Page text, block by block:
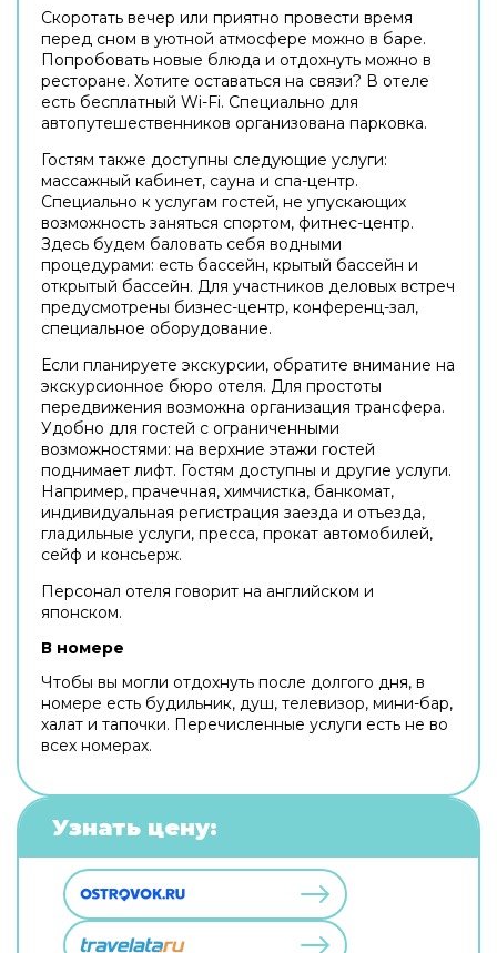
Скоротать вечер или приятно провести время
перед сном в уютной атмосфере можно в баре.
Попробовать новые блюда и отдохнуть можно в
ресторане. Хотите оставаться на связи? В отеле
есть бесплатный Wi-Fi. Специально для
автопутешественников организована парковка.
Гостям также доступны следующие услуги:
массажный кабинет, сауна и спа-центр.
Специально к услугам гостей, не упускающих
возможность заняться спортом, фитнес-центр.
Здесь будем баловать себя водными
процедурами: есть бассейн, крытый бассейн и
открытый бассейн. Для участников деловых встреч
предусмотрены бизнес-центр, конференц-зал,
специальное оборудование.
Если планируете экскурсии, обратите внимание на
экскурсионное бюро отеля. Для простоты
передвижения возможна организация трансфера.
Удобно для гостей с ограниченными
возможностями: на верхние этажи гостей
поднимает лифт. Гостям доступны и другие услуги.
Например, прачечная, химчистка, банкомат,
индивидуальная регистрация заезда и отъезда,
гладильные услуги, пресса, прокат автомобилей,
сейф и консьерж.
Персонал отеля говорит на английском и
японском.
В номере
Чтобы вы могли отдохнуть после долгого дня, в
номере есть будильник, душ, телевизор, мини-бар,
халат и тапочки. Перечисленные услуги есть не во
всех номерах.
Узнать цену: